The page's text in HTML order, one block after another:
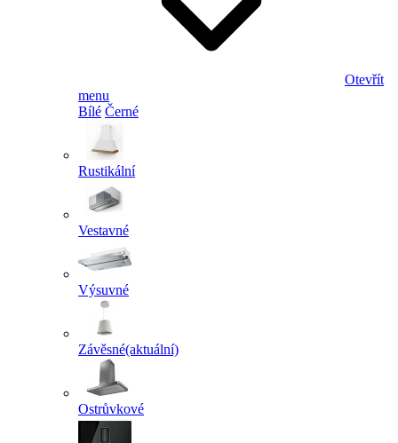
Otevřít
menu
Bílé Černé
Rustikální
Vestavné
Výsuvné
Závěsné(aktuální)
Ostrůvkové